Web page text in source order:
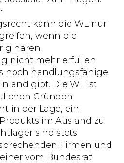
kann die WL nur
wenn die
nicht mehr erfüllen
noch handlungsfähige
gibt. Die WL ist
Gründen
in der Lage, ein
im Ausland zu
sind stets
Firmen und
vom Bundesrat